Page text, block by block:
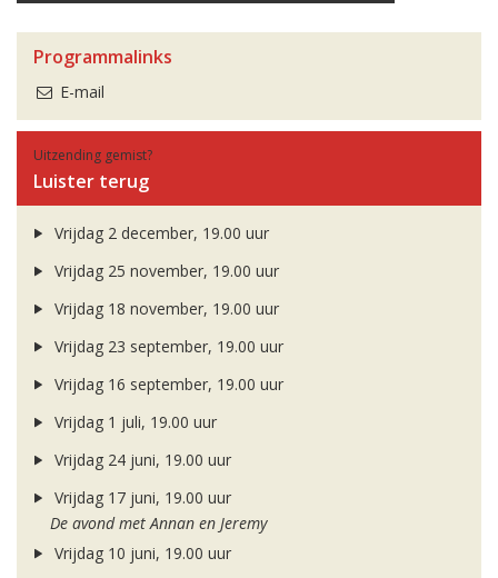
Programmalinks
E-mail
Uitzending gemist?
Luister terug
Vrijdag 2 december, 19.00 uur
Vrijdag 25 november, 19.00 uur
Vrijdag 18 november, 19.00 uur
Vrijdag 23 september, 19.00 uur
Vrijdag 16 september, 19.00 uur
Vrijdag 1 juli, 19.00 uur
Vrijdag 24 juni, 19.00 uur
Vrijdag 17 juni, 19.00 uur
De avond met Annan en Jeremy
Vrijdag 10 juni, 19.00 uur